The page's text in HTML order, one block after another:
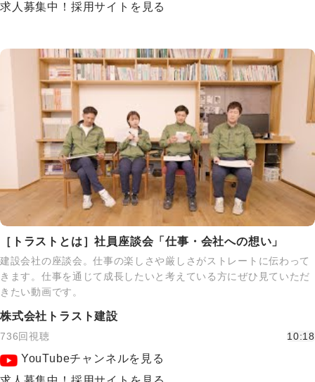
求人募集中！採用サイトを見る
［トラストとは］社員座談会「仕事・会社への想い」
建設会社の座談会。仕事の楽しさや厳しさがストレートに伝わって
きます。仕事を通じて成長したいと考えている方にぜひ見ていただ
きたい動画です。
株式会社トラスト建設
736回視聴 10:18
YouTubeチャンネルを見る